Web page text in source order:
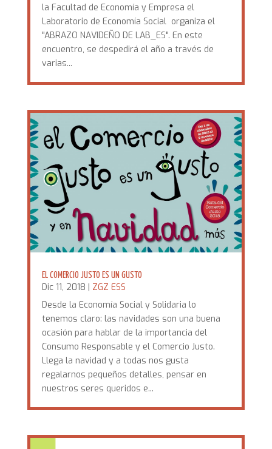
la Facultad de Economía y Empresa el
Laboratorio de Economía Social organiza el
"ABRAZO NAVIDEÑO DE LAB_ES". En este
encuentro, se despedirá el año a través de
varias...
EL COMERCIO JUSTO ES UN GUSTO
Dic 11, 2018 | ZGZ ESS
Desde la Economía Social y Solidaria lo
tenemos claro: las navidades son una buena
ocasión para hablar de la importancia del
Consumo Responsable y el Comercio Justo.
Llega la navidad y a todas nos gusta
regalarnos pequeños detalles, pensar en
nuestros seres queridos e...